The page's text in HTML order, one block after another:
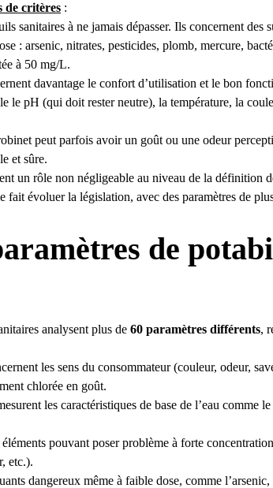
de critères :
sanitaires à ne jamais dépasser. Ils concernent des
: arsenic, nitrates, pesticides, plomb, mercure,
à 50 mg/L.
davantage le confort d’utilisation et le bon
le pH (qui doit rester neutre), la température, la
peut parfois avoir un goût ou une odeur
et sûre.
un rôle non négligeable au niveau de la définition
fait évoluer la législation, avec des paramètres de
de
analysent plus de 60 paramètres différents,
les sens du consommateur (couleur, odeur,
chlorée en goût.
les caractéristiques de base de l’eau comme
éléments pouvant poser problème à forte
etc.).
dangereux même à faible dose, comme